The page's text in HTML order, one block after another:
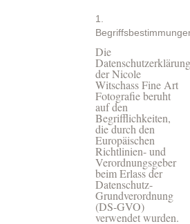
1.
Die
Datenschutzerklärung
der Nicole
Witschass Fine Art
Fotografie beruht
auf den
Begrifflichkeiten,
die durch den
Europäischen
Richtlinien- und
Verordnungsgeber
beim Erlass der
Datenschutz-
Grundverordnung
(DS-GVO)
verwendet wurden.